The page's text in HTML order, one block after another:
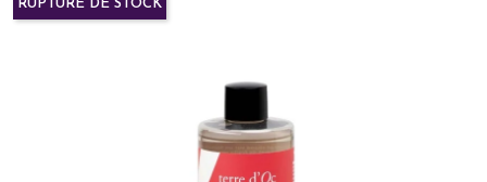
RUPTURE DE STOCK